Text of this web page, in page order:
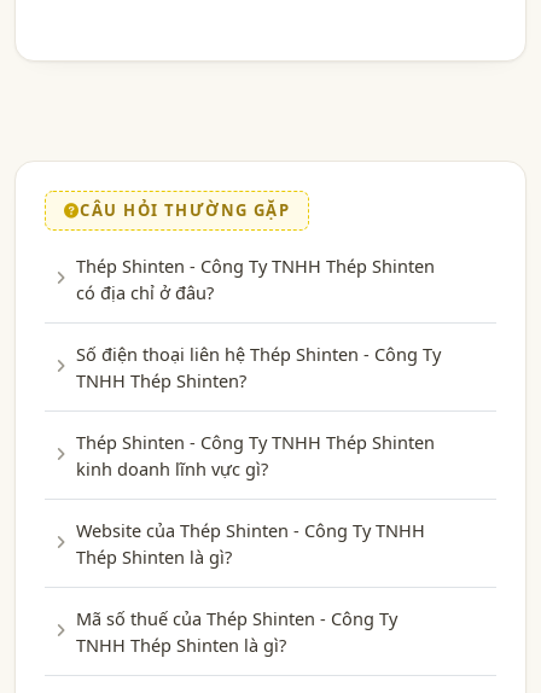
CÂU HỎI THƯỜNG GẶP
Thép Shinten - Công Ty TNHH Thép Shinten
có địa chỉ ở đâu?
Số điện thoại liên hệ Thép Shinten - Công Ty
TNHH Thép Shinten?
Thép Shinten - Công Ty TNHH Thép Shinten
kinh doanh lĩnh vực gì?
Website của Thép Shinten - Công Ty TNHH
Thép Shinten là gì?
Mã số thuế của Thép Shinten - Công Ty
TNHH Thép Shinten là gì?